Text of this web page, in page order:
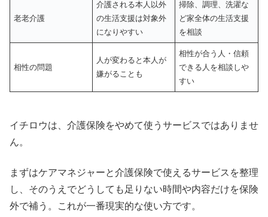
老老介護
介護される本人以外
の生活支援は対象外
になりやすい
掃除、調理、洗濯な
ど家全体の生活支援
を相談
相性の問題
人が変わると本人が
嫌がることも
相性が合う人・信頼
できる人を相談しや
すい
イチロウは、介護保険をやめて使うサービスではありませ
ん。
まずはケアマネジャーと介護保険で使えるサービスを整理
し、そのうえでどうしても足りない時間や内容だけを保険
外で補う。これが一番現実的な使い方です。